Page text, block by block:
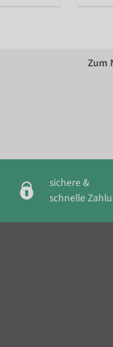
Zum
sichere &
schnelle